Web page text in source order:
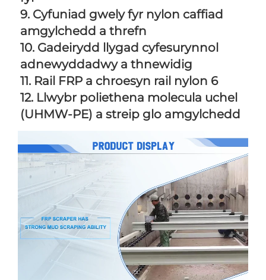
9. Cyfuniad gwely fyr nylon caffiad
amgylchedd a threfn
10. Gadeirydd llygad cyfesurynnol
adnewyddadwy a thnewidig
11. Rail FRP a chroesyn rail nylon 6
12. Llwybr poliethena molecula uchel
(UHMW-PE) a streip glo amgylchedd